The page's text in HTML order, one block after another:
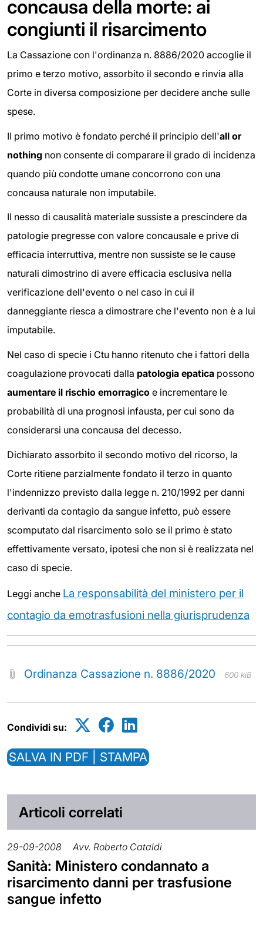
concausa della morte: ai
congiunti il risarcimento
La Cassazione con l'ordinanza n. 8886/2020 accoglie il
primo e terzo motivo, assorbito il secondo e rinvia alla
Corte in diversa composizione per decidere anche sulle
spese.
Il primo motivo è fondato perché il principio dell'all or
nothing non consente di comparare il grado di incidenza
quando più condotte umane concorrono con una
concausa naturale non imputabile.
Il nesso di causalità materiale sussiste a prescindere da
patologie pregresse con valore concausale e prive di
efficacia interruttiva, mentre non sussiste se le cause
naturali dimostrino di avere efficacia esclusiva nella
verificazione dell'evento o nel caso in cui il
danneggiante riesca a dimostrare che l'evento non è a lui
imputabile.
Nel caso di specie i Ctu hanno ritenuto che i fattori della
coagulazione provocati dalla patologia epatica possono
aumentare il rischio emorragico e incrementare le
probabilità di una prognosi infausta, per cui sono da
considerarsi una concausa del decesso.
Dichiarato assorbito il secondo motivo del ricorso, la
Corte ritiene parzialmente fondato il terzo in quanto
l'indennizzo previsto dalla legge n. 210/1992 per danni
derivanti da contagio da sangue infetto, può essere
scomputato dal risarcimento solo se il primo è stato
effettivamente versato, ipotesi che non si è realizzata nel
caso di specie.
Leggi anche La responsabilità del ministero per il
contagio da emotrasfusioni nella giurisprudenza
Ordinanza Cassazione n. 8886/2020 600 kiB
Condividi su:
SALVA IN PDF | STAMPA
Articoli correlati
29-09-2008 Avv. Roberto Cataldi
Sanità: Ministero condannato a
risarcimento danni per trasfusione
sangue infetto